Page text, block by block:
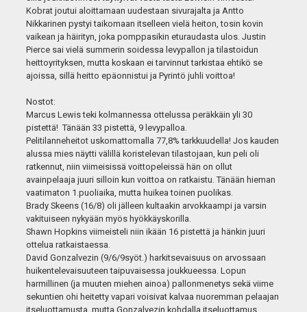
Kobrat joutui aloittamaan uudestaan sivurajalta ja Antto
Nikkarinen pystyi taikomaan itselleen vielä heiton, tosin kovin
vaikean ja häirityn, joka pomppasikin eturaudasta ulos. Justin
Pierce sai vielä summerin soidessa levypallon ja tilastoidun
heittoyrityksen, mutta koskaan ei tarvinnut tarkistaa ehtikö se
ajoissa, sillä heitto epäonnistui ja Pyrintö juhli voittoa!
Nostot:
Marcus Lewis teki kolmannessa ottelussa peräkkäin yli 30
pistettä! Tänään 33 pistettä, 9 levypalloa.
Pelitilanneheitot uskomattomalla 77,8% tarkkuudella! Jos kauden
alussa mies näytti välillä koristelevan tilastojaan, kun peli oli
ratkennut, niin viimeisissä voittopeleissä hän on ollut
avainpelaaja juuri silloin kun voittoa on ratkaistu. Tänään hieman
vaatimaton 1.puoliaika, mutta huikea toinen puolikas.
Brady Skeens (16/8) oli jälleen kultaakin arvokkaampi ja varsin
vakituiseen nykyään myös hyökkäyskorilla.
Shawn Hopkins viimeisteli niin ikään 16 pistettä ja hänkin juuri
ottelua ratkaistaessa.
David Gonzalvezin (9/6/9syöt.) harkitsevaisuus on arvossaan
huikentelevaisuuteen taipuvaisessa joukkueessa. Lopun
harmillinen (ja muuten miehen ainoa) pallonmenetys sekä viime
sekuntien ohi heitetty vapari voisivat kalvaa nuoremman pelaajan
itseluottamusta, mutta Gonzalvezin kohdalla itseluottamus